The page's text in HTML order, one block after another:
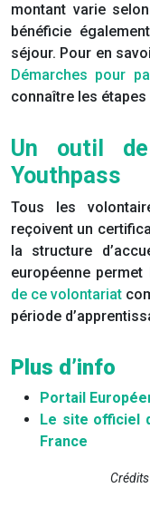
montant varie
bénéficie
séjour. Pour en
Démarches pour
connaître les
Un outil
Youthpass
Tous les
reçoivent un
la structure
européenne
de ce volontariat
période
Plus d’info
Portail
Le site officiel
France